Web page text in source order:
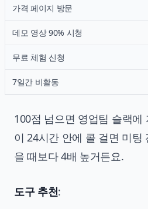
가격 페이지 방문
데모 영상 90% 시청
무료 체험 신청
7일간 비활동
100점 넘으면 영업팀 슬랙에
이 24시간 안에 콜 걸면 미팅
을 때보다 4배 높거든요.
도구 추천: